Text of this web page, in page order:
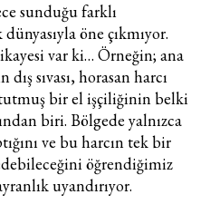
sunduğu farklı
öne çıkmıyor.
var ki… Örneğin; ana
dış sıvası, horasan harcı
bir el işçiliğinin belki
biri. Bölgede yalnızca
ve bu harcın tek bir
öğrendiğimiz
uyandırıyor.